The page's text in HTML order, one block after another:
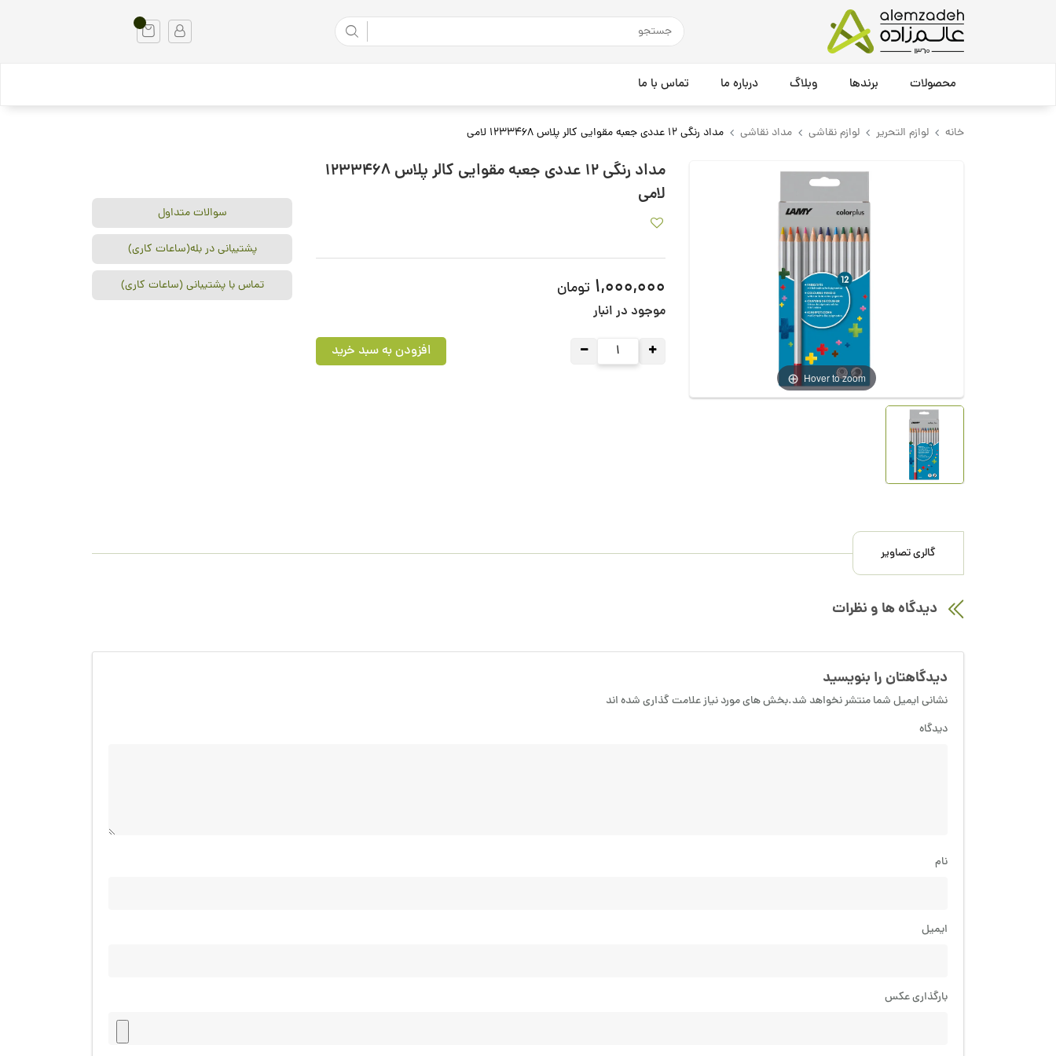
محصولات برندها وبلاگ درباره ما تماس با ما
خانه لوازم التحریر لوازم نقاشی مداد نقاشی مداد رنگی 12 عددی جعبه مقوایی کالر پلاس 1233468 لامی
Hover to zoom
مداد رنگی 12 عددی جعبه مقوایی کالر پلاس 1233468
لامی
1,000,000 تومان
موجود در انبار
افزودن به سبد خرید
سوالات متداول
پشتیبانی در بله(ساعات کاری)
تماس با پشتیبانی (ساعات کاری)
گالری تصاویر
دیدگاه ها و نظرات
دیدگاهتان را بنویسید
نشانی ایمیل شما منتشر نخواهد شد.بخش های مورد نیاز علامت گذاری شده اند
دیدگاه
نام
ایمیل
بارگذاری عکس